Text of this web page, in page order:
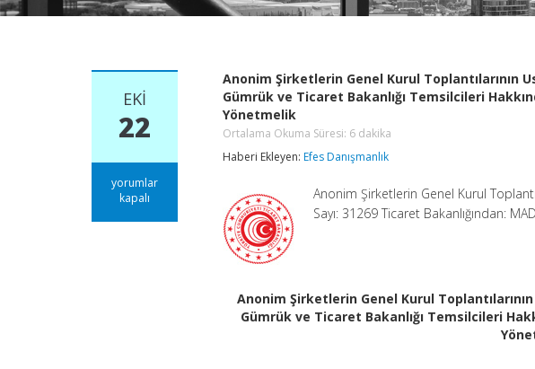
EKI
22
Anonim
Şirketlerin
yorumlar
kapalı
Anonim Şirketlerin Genel Kurul Toplantılarının
Gümrük ve Ticaret Bakanlığı Temsilcileri
Yönetmelik
Ortalama Okuma Süresi: 6 dakika
Haberi Ekleyen:Efes Danışmanlık
Anonim Şirketlerin Genel Kurul
Sayı: 31269 Ticaret Bakanlığından:
Anonim Şirketlerin Genel Kurul
Gümrük ve Ticaret Bakanlığı Temsilcileri